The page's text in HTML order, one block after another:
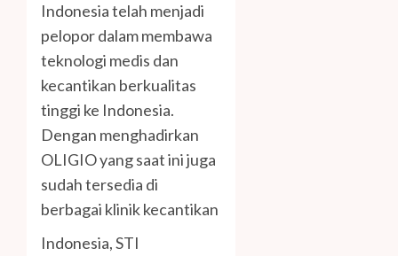
Indonesia telah menjadi
pelopor dalam membawa
teknologi medis dan
kecantikan berkualitas
tinggi ke Indonesia.
Dengan menghadirkan
OLIGIO yang saat ini juga
sudah tersedia di
berbagai klinik kecantikan
Indonesia, STI